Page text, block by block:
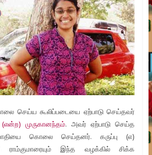
செய்ய கூலிப்படையை ஏற்பாடு செய்தவர்
(என்ற) முருகானந்தம். அவர் ஏற்பாடு செய்த
கொலை செய்தனர். கருப்பு (எ)
ராம்குமாரையும் இந்த வழக்கில் சிக்க